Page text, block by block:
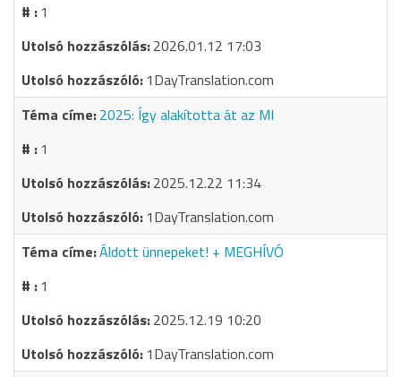
1
2026.01.12 17:03
1DayTranslation.com
2025: Így alakította át az MI
1
2025.12.22 11:34
1DayTranslation.com
Áldott ünnepeket! + MEGHÍVÓ
1
2025.12.19 10:20
1DayTranslation.com